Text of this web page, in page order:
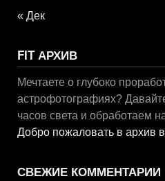
« Дек
FIT АРХИВ
Мечтаете о глубоко
астрофотографиях?
часов света и обработаем
Добро пожаловать в архив
СВЕЖИЕ КОММЕНТАРИИ